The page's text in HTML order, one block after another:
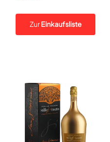
ZurEinkaufsliste